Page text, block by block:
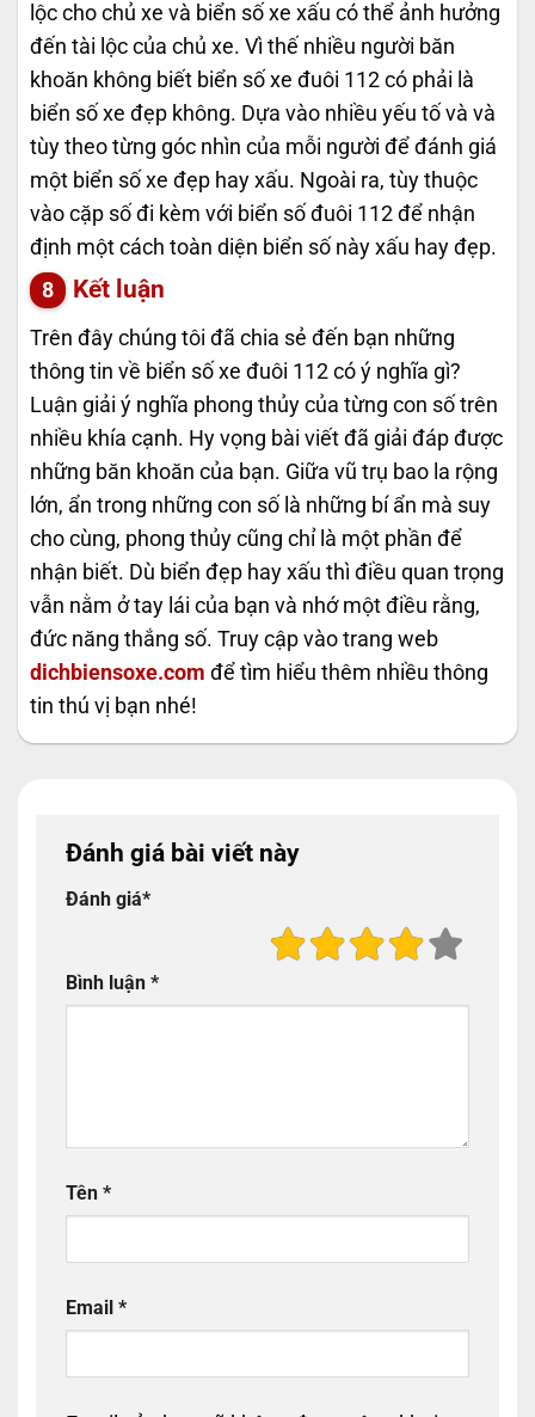
lộc cho chủ xe và biển số xe xấu có thể ảnh hưởng
đến tài lộc của chủ xe. Vì thế nhiều người băn
khoăn không biết biển số xe đuôi 112 có phải là
biển số xe đẹp không. Dựa vào nhiều yếu tố và và
tùy theo từng góc nhìn của mỗi người để đánh giá
một biển số xe đẹp hay xấu. Ngoài ra, tùy thuộc
vào cặp số đi kèm với biển số đuôi 112 để nhận
định một cách toàn diện biển số này xấu hay đẹp.
Kết luận
Trên đây chúng tôi đã chia sẻ đến bạn những
thông tin về biển số xe đuôi 112 có ý nghĩa gì?
Luận giải ý nghĩa phong thủy của từng con số trên
nhiều khía cạnh. Hy vọng bài viết đã giải đáp được
những băn khoăn của bạn. Giữa vũ trụ bao la rộng
lớn, ẩn trong những con số là những bí ẩn mà suy
cho cùng, phong thủy cũng chỉ là một phần để
nhận biết. Dù biển đẹp hay xấu thì điều quan trọng
vẫn nằm ở tay lái của bạn và nhớ một điều rằng,
đức năng thắng số. Truy cập vào trang web
dichbiensoxe.com để tìm hiểu thêm nhiều thông
tin thú vị bạn nhé!
Đánh giá bài viết này
Đánh giá*
Bình luận *
Tên *
Email *